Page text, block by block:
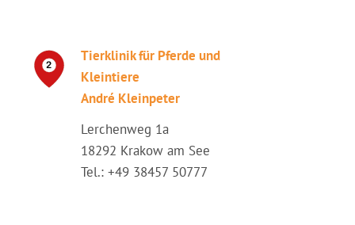
Tierklinik für Pferde und
Kleintiere
André Kleinpeter
Lerchenweg 1a
18292 Krakow am See
Tel.: +49 38457 50777